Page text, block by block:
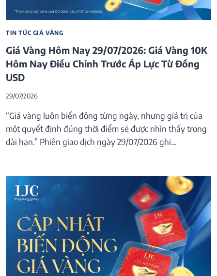
TIN TỨC GIÁ VÀNG
Giá Vàng Hôm Nay 29/07/2026: Giá Vàng 10K
Hôm Nay Điều Chỉnh Trước Áp Lực Từ Đồng
USD
29/07/2026
“Giá vàng luôn biến động từng ngày, nhưng giá trị của
một quyết định đúng thời điểm sẽ được nhìn thấy trong
dài hạn.” Phiên giao dịch ngày 29/07/2026 ghi…